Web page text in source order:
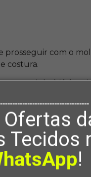
Ofertas
Tecidos
!
prosseguir com o
costura.
os modelos) já é
para aquilo
que você siga
decomo pregar
giz (de preferência